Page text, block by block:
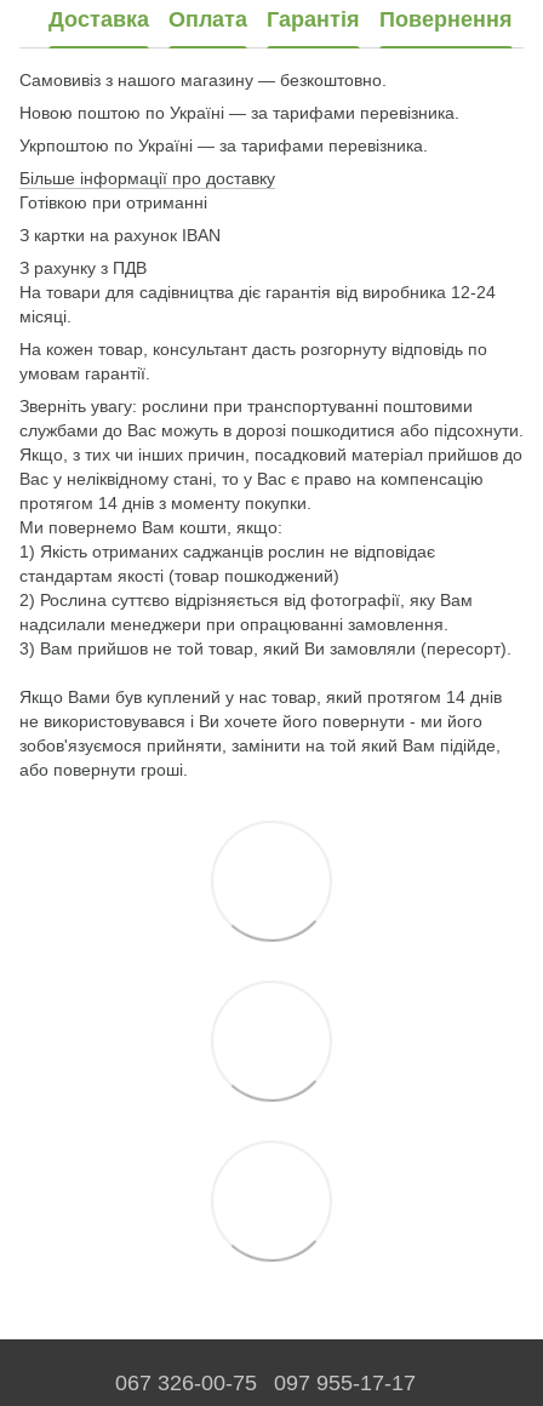
Доставка Оплата Гарантія Повернення
Самовивіз з нашого магазину — безкоштовно.
Новою поштою по Україні — за тарифами перевізника.
Укрпоштою по Україні — за тарифами перевізника.
Більше інформації про доставку
Готівкою при отриманні
З картки на рахунок IBAN
З рахунку з ПДВ
На товари для садівництва діє гарантія від виробника 12-24
місяці.
На кожен товар, консультант дасть розгорнуту відповідь по
умовам гарантії.
Зверніть увагу: рослини при транспортуванні поштовими
службами до Вас можуть в дорозі пошкодитися або підсохнути.
Якщо, з тих чи інших причин, посадковий матеріал прийшов до
Вас у неліквідному стані, то у Вас є право на компенсацію
протягом 14 днів з моменту покупки.
Ми повернемо Вам кошти, якщо:
1) Якість отриманих саджанців рослин не відповідає
стандартам якості (товар пошкоджений)
2) Рослина суттєво відрізняється від фотографії, яку Вам
надсилали менеджери при опрацюванні замовлення.
3) Вам прийшов не той товар, який Ви замовляли (пересорт).
Якщо Вами був куплений у нас товар, який протягом 14 днів
не використовувався і Ви хочете його повернути - ми його
зобов'язуємося прийняти, замінити на той який Вам підійде,
або повернути гроші.
067 326-00-75 097 955-17-17